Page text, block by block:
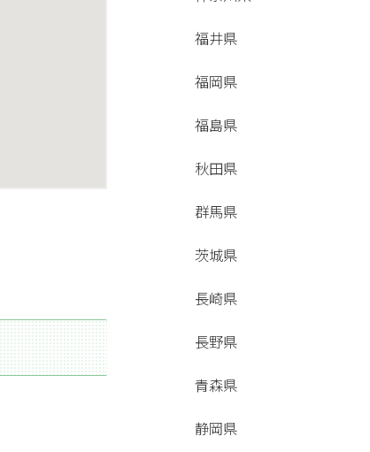
福井県
福岡県
福島県
秋田県
群馬県
茨城県
長崎県
長野県
青森県
静岡県